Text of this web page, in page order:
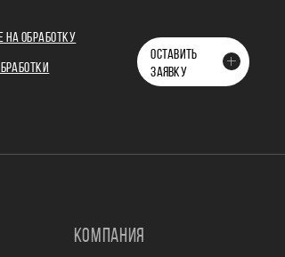
НА ОБРАБОТКУ
ОСТАВИТЬ
ЗАЯВКУ
КОМПАНИЯ